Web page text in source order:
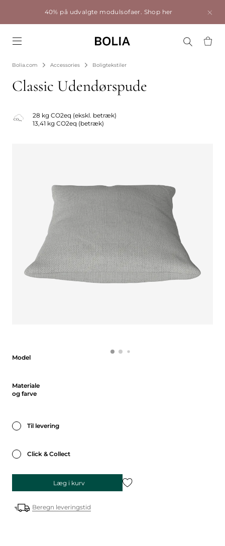
40% på udvalgte modulsofaer. Shop her
Bolia.com Accessories Boligtekstiler
Classic Udendørspude
28 kg CO2eq (ekskl. betræk)
13,41 kg CO2eq (betræk)
Model
Materiale
og farve
Til levering
Click & Collect
Læg i kurv
Beregn leveringstid